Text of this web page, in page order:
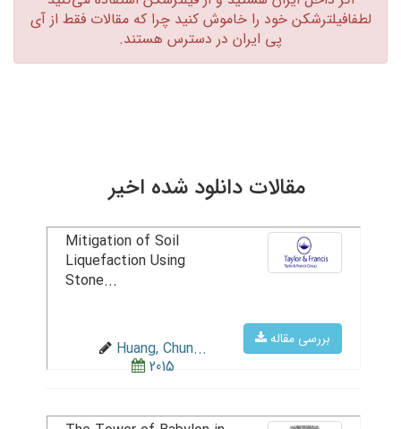
لطفافیلترشکن خود را خاموش کنید چرا که مقالات فقط از آی
پی ایران در دسترس هستند.‏
مقالات دانلود شده اخیر
بررسی مقاله
Mitigation of Soil
Liquefaction Using
Stone...
Huang, Chun...
2015